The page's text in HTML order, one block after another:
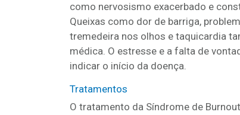
como nervosismo exacerbado e
Queixas como dor de barriga,
tremedeira nos olhos e taquicardia
médica. O estresse e a falta de
indicar o início da doença.
Tratamentos
O tratamento da Síndrome de